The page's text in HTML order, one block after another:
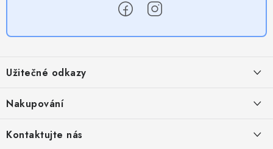
p
a
Užitečné odkazy
Provizní systém
Nakupování
Kontaktujte nás